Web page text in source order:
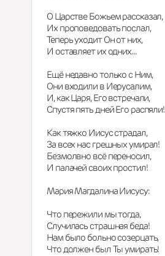
О Царстве Божьем рассказал,
Их проповедовать послал,
Теперь уходит Он от них,
И оставляет их одних...
Ещё недавно только с Ним,
Они входили в Иерусалим,
И, как Царя, Его встречали,
Спустя пять дней Его распяли!
Как тяжко Иисус страдал,
За всех нас грешных умирал!
Безмолвно всё переносил,
И палачей своих простил!
Мария Магдалина Иисусу:
Что пережили мы тогда,
Случилась страшная беда!
Нам было больно созерцать,
Что должен был Ты умирать!